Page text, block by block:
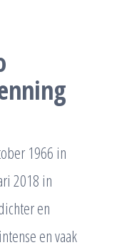
1966 in
2018 in
en
en vaak